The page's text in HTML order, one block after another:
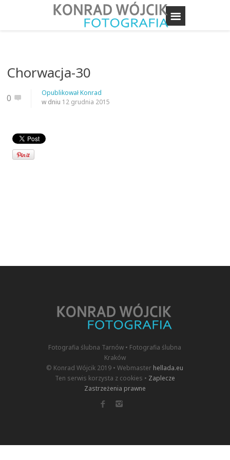
Chorwacja-30
0 OpublikowałKonrad
w dniu 12 grudnia 2015
Fotografia ślubna Tarnów • Fotografia ślubna
Kraków
© Konrad Wójcik 2019 • Webmaster hellada.eu
Ten serwis korzysta z cookies • Zaplecze
Zastrzeżenia prawne